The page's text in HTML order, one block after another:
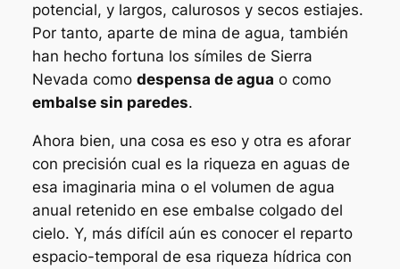
potencial, y largos, calurosos y secos estiajes.
Por tanto, aparte de mina de agua, también
han hecho fortuna los símiles de Sierra
Nevada como despensa de agua o como
embalse sin paredes.
Ahora bien, una cosa es eso y otra es aforar
con precisión cual es la riqueza en aguas de
esa imaginaria mina o el volumen de agua
anual retenido en ese embalse colgado del
cielo. Y, más difícil aún es conocer el reparto
espacio-temporal de esa riqueza hídrica con